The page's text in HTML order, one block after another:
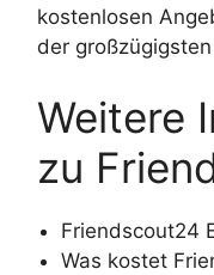
kostenlosen
der
Weitere
zu
Friendscout24
Was kostet